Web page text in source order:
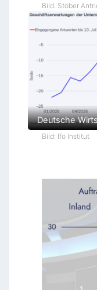
Bild: Stöber
Deutsche
Bild: Ifo Institut